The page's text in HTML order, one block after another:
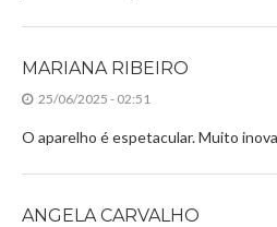
MARIANA RIBEIRO
25/06/2025 - 02:51
O aparelho é espetacular. Muito
ANGELA CARVALHO